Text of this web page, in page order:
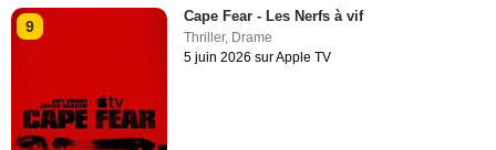
9
Cape Fear - Les Nerfs à vif
Thriller, Drame
5 juin 2026 sur Apple TV